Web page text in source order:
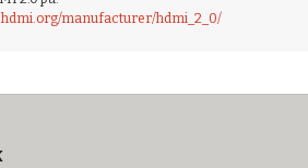
manufacturer/hdmi_2_0/